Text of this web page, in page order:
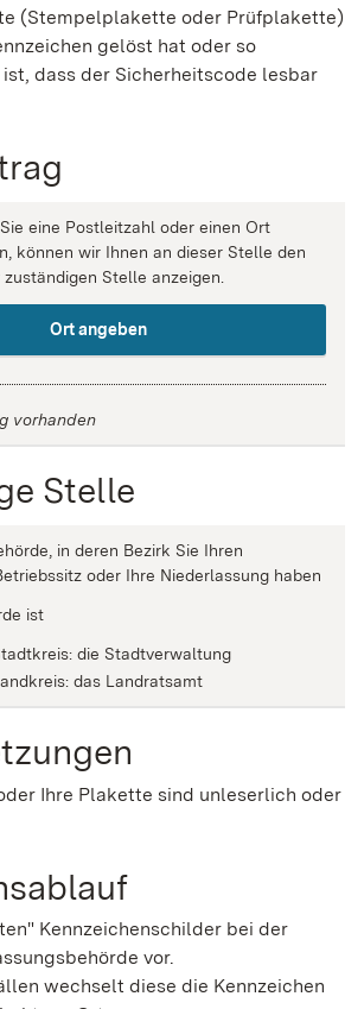
(Stempelplakette oder Prüfplakette)
gelöst hat oder so
dass der Sicherheitscode lesbar
eine Postleitzahl oder einen Ort
können wir Ihnen an dieser Stelle den
Stelle anzeigen.
Ort angeben
vorhanden
Stelle
in deren Bezirk Sie Ihren
oder Ihre Niederlassung haben
ist
die Stadtverwaltung
das Landratsamt
Ihre Plakette sind unleserlich oder
Kennzeichenschilder bei der
vor.
wechselt diese die Kennzeichen